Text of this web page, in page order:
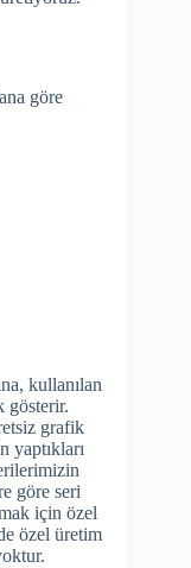
göre
kullanılan
gösterir.
grafik
yaptıkları
göre seri
için özel
özel üretim